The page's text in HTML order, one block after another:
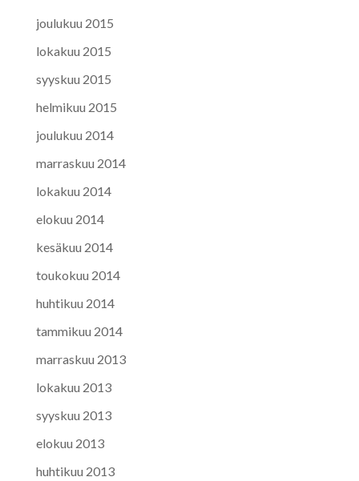
joulukuu 2015
lokakuu 2015
syyskuu 2015
helmikuu 2015
joulukuu 2014
marraskuu 2014
lokakuu 2014
elokuu 2014
kesäkuu 2014
toukokuu 2014
huhtikuu 2014
tammikuu 2014
marraskuu 2013
lokakuu 2013
syyskuu 2013
elokuu 2013
huhtikuu 2013